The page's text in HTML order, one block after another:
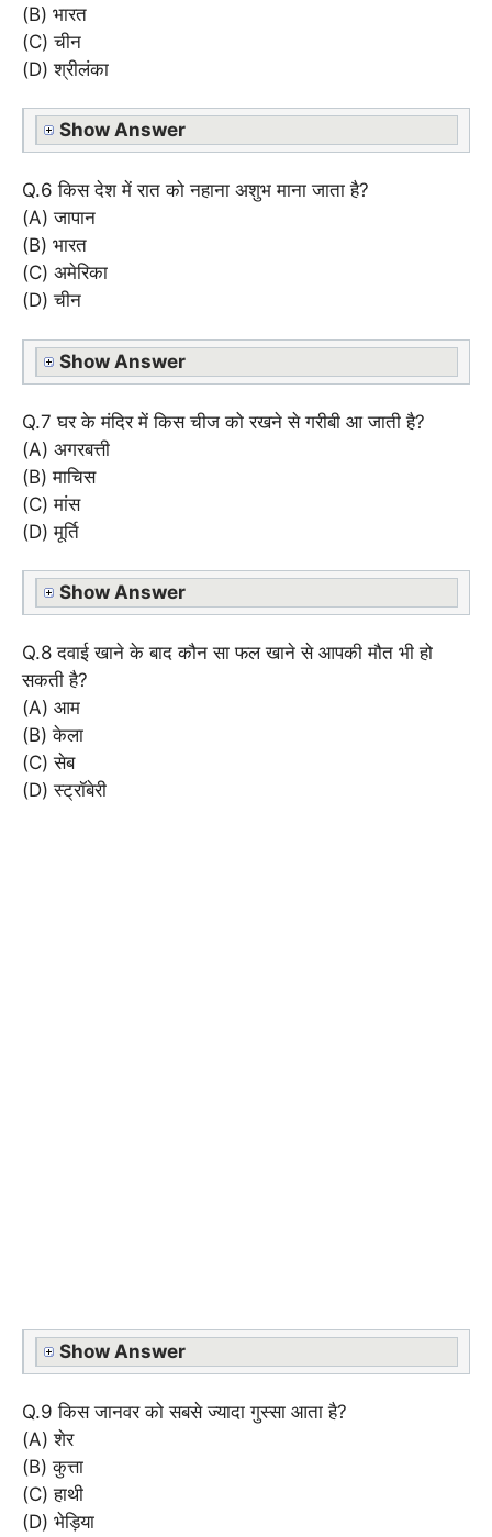
(B) भारत
(C) चीन
(D) श्रीलंका
Show Answer
Q.6 किस देश में रात को नहाना अशुभ माना जाता है?
(A) जापान
(B) भारत
(C) अमेरिका
(D) चीन
Show Answer
Q.7 घर के मंदिर में किस चीज को रखने से गरीबी आ जाती है?
(A) अगरबत्ती
(B) माचिस
(C) मांस
(D) मूर्ति
Show Answer
Q.8 दवाई खाने के बाद कौन सा फल खाने से आपकी मौत भी हो
सकती है?
(A) आम
(B) केला
(C) सेब
(D) स्ट्रॉबेरी
Show Answer
Q.9 किस जानवर को सबसे ज्यादा गुस्सा आता है?
(A) शेर
(B) कुत्ता
(C) हाथी
(D) भेड़िया